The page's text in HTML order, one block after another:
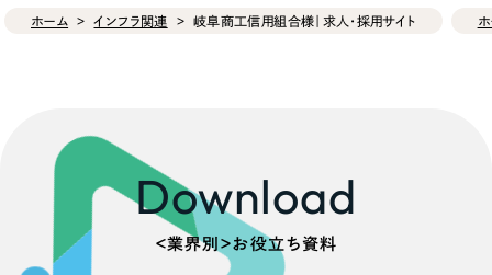
ホーム インフラ関連 岐阜商工信用組合様｜求人・採用サイト
Download
＜業界別＞お役立ち資料